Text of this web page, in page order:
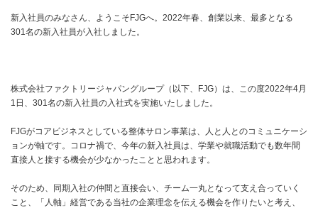
新入社員のみなさん、ようこそFJGへ。2022年春、創業以来、最多となる
301名の新入社員が入社しました。
株式会社ファクトリージャパングループ（以下、FJG）は、この度2022年4月
1日、301名の新入社員の入社式を実施いたしました。
FJGがコアビジネスとしている整体サロン事業は、人と人とのコミュニケーシ
ョンが軸です。コロナ禍で、今年の新入社員は、学業や就職活動でも数年間
直接人と接する機会が少なかったことと思われます。
そのため、同期入社の仲間と直接会い、チーム一丸となって支え合っていく
こと、「人軸」経営である当社の企業理念を伝える機会を作りたいと考え、